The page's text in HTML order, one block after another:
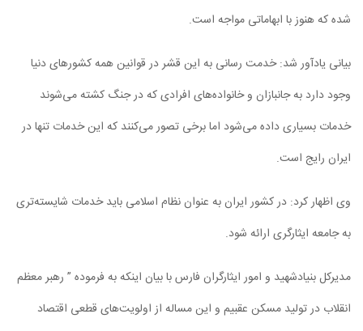
شده که هنوز با ابهاماتی مواجه است.
بیانی یادآور شد: خدمت رسانی به این قشر در قوانین همه کشورهای دنیا
وجود دارد به جانبازان و خانواده‌های افرادی که در جنگ کشته می‌شوند
خدمات بسیاری داده می‌شود اما برخی تصور می‌کنند که این خدمات تنها در
ایران رایج است.
وی اظهار کرد: در کشور ایران به عنوان نظام اسلامی باید خدمات شایسته‌تری
به جامعه ایثارگری ارائه شود.
مدیرکل بنیادشهید و امور ایثارگران فارس با بیان اینکه به فرموده ” رهبر معظم
انقلاب در تولید مسکن عقبیم و این مساله از اولویت‌های قطعی اقتصاد